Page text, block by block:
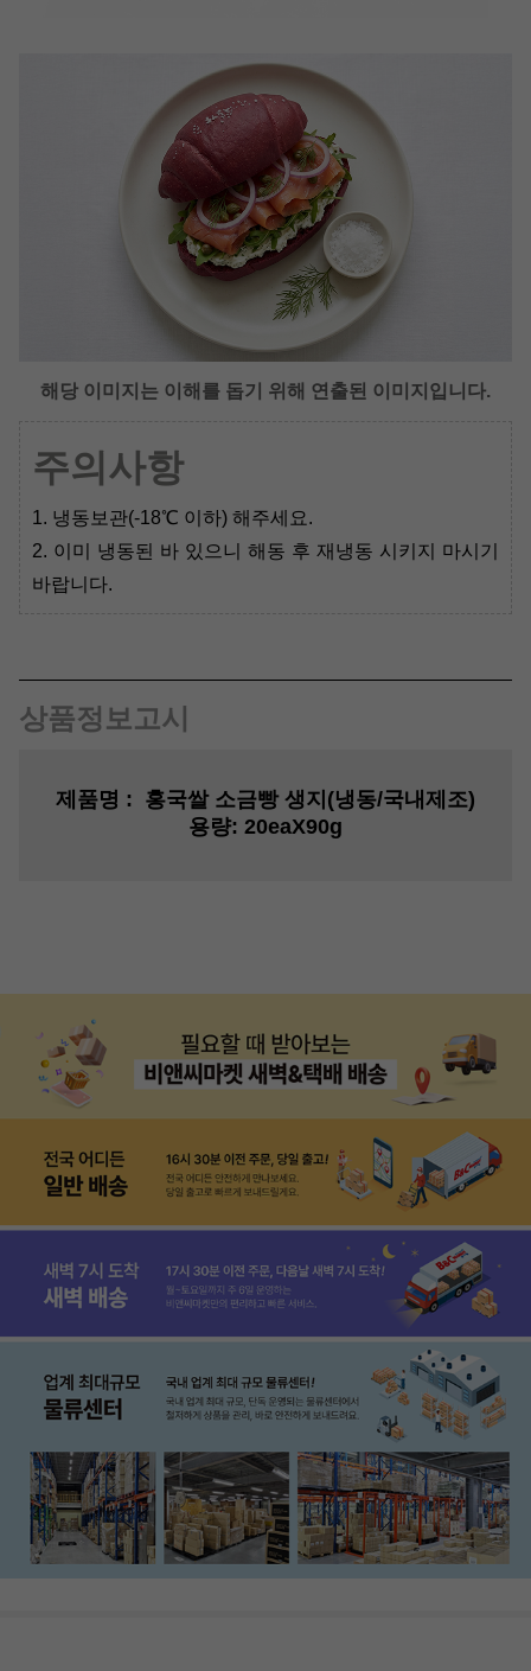
해당 이미지는 이해를 돕기 위해 연출된 이미지입니다.
주의사항
1. 냉동보관(-18℃ 이하) 해주세요.
2. 이미 냉동된 바 있으니 해동 후 재냉동 시키지 마시기
바랍니다.
상품정보고시
제품명 : 홍국쌀 소금빵 생지 (냉동/국내제조)
용량: 20eaX90g